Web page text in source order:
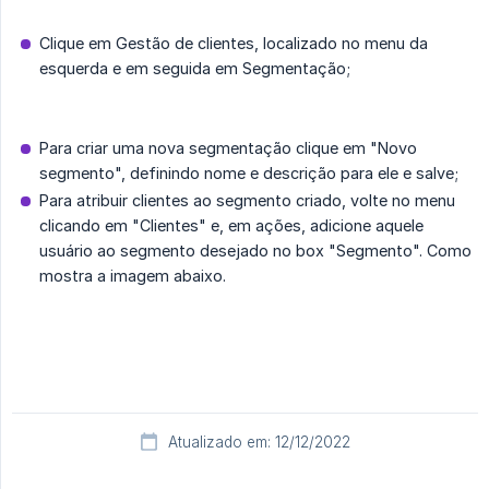
Clique em Gestão de clientes, localizado no menu da
esquerda e em seguida em Segmentação;
Para criar uma nova segmentação clique em "Novo
segmento", definindo nome e descrição para ele e salve;
Para atribuir clientes ao segmento criado, volte no menu
clicando em "Clientes" e, em ações, adicione aquele
usuário ao segmento desejado no box "Segmento". Como
mostra a imagem abaixo.
Atualizado em: 12/12/2022